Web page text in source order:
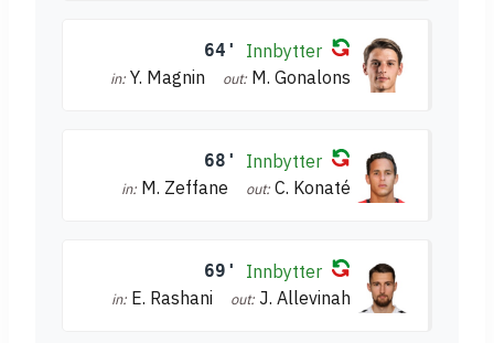
64' Innbytter
in: Y. Magnin out: M. Gonalons
68' Innbytter
in: M. Zeffane out: C. Konaté
69' Innbytter
in: E. Rashani out: J. Allevinah